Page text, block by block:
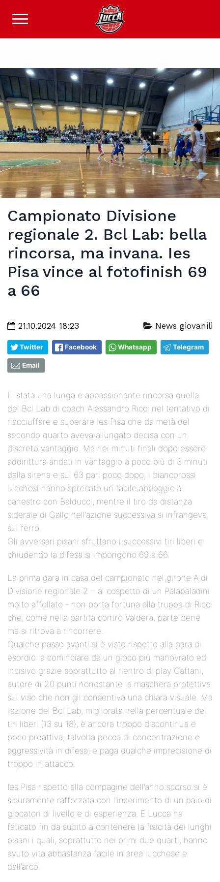
Campionato Divisione
regionale 2. Bcl Lab: bella
rincorsa, ma invana. Ies
Pisa vince al fotofinish 69
a 66
21.10.2024 18:23 News giovanili
Twitter Facebook Whatsapp Telegram
Email
E’ stata una lunga e appassionante rincorsa quella
del Bcl Lab di coach Alessandro Ricci nel tentativo di
riacciuffare e superare Ies Pisa che da metà del
secondo quarto aveva allungato decisa con un
discreto vantaggio. Ma nei minuti finali dopo essere
addirittura andati in vantaggio a poco più di 3 minuti
dalla sirena e sul 63 pari poco dopo, i biancorossi
lucchesi hanno sprecato un facile appoggio a
canestro con Balducci, mentre il tiro da distanza
siderale di Gallo nell’azione successiva si infrangeva
sul ferro.
Gli avversari pisani sfruttano i successivi tiri liberi e
chiudendo la difesa si impongono 69 a 66.
La prima gara in casa del campionato nel girone A di
Divisione regionale 2 – al cospetto di un Palapaladini
molto affollato - non porta fortuna alla truppa di Ricci
che, come nella partita contro Valdera, parte bene
ma si ritrova a rincorrere.
Qualche passo avanti si è visto rispetto alla gara di
esordio: a cominciare da un gioco più manovrato ed
incisivo grazie soprattutto al rientro di play Cattani,
autore di 20 punti nonostante la maschera protettiva
sul viso che non gli consentiva una chiara visuale. Ma
l’azione del Bcl Lab, migliorata nella percentuale dei
tiri liberi (13 su 18), è ancora troppo discontinua e
poco proattiva, talvolta pecca di concentrazione e
aggressività in difesa; e paga qualche imprecisione di
troppo in attacco.
Ies Pisa rispetto alla compagine dell’anno scorso si è
sicuramente rafforzata con l’inserimento di un paio di
giocatori di livello e di esperienza. E Lucca ha
faticato fin da subito a contenere la fisicità dei lunghi
pisani i quali, soprattutto nei primi due quarti, hanno
avuto vita abbastanza facile in area lucchese e
dall’arco.